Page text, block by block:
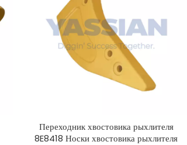
Переходник хвостовика рыхлителя
8E8418 Носки хвостовика рыхлителя